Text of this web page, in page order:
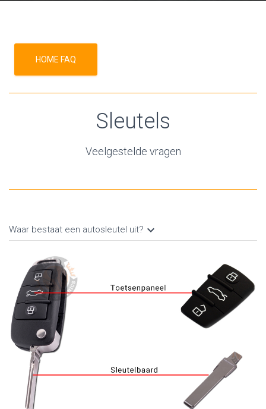
HOME FAQ
Sleutels
Veelgestelde vragen
Waar bestaat een autosleutel uit? keyboard_arrow_down